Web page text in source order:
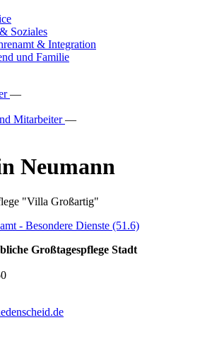
Soziales
& Integration
und Familie
—
Mitarbeiter—
Neumann
"Villa Großartig"
- Besondere Dienste (51.6)
Großtagespflege Stadt